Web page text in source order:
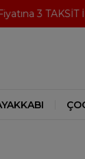
3 TAKSİT